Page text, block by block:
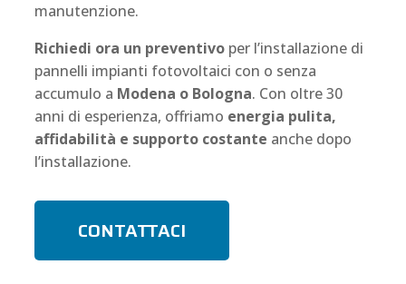
manutenzione.
Richiedi ora un preventivo per l’installazione di
pannelli impianti fotovoltaici con o senza
accumulo a Modena o Bologna. Con oltre 30
anni di esperienza, offriamo energia pulita,
affidabilità e supporto costante anche dopo
l’installazione.
CONTATTACI